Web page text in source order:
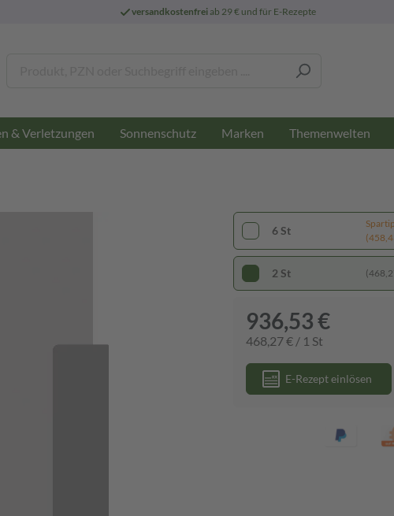
versandkostenfreiab 29 € und für E-Rezepte
& Verletzungen Sonnenschutz Marken Themenwelten
6 St
2 St
936,53 €
468,27 € / 1 St
E-Rezept einlösen